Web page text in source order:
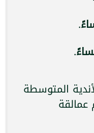
.
.
المتوسطة
عمالقة